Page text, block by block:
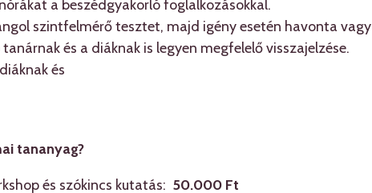
a beszédgyakorló foglalkozásokkal.
szintfelmérő tesztet, majd igény esetén havonta vagy
és a diáknak is legyen megfelelő visszajelzése.
és
tananyag?
és szókincs kutatás: 50.000 Ft